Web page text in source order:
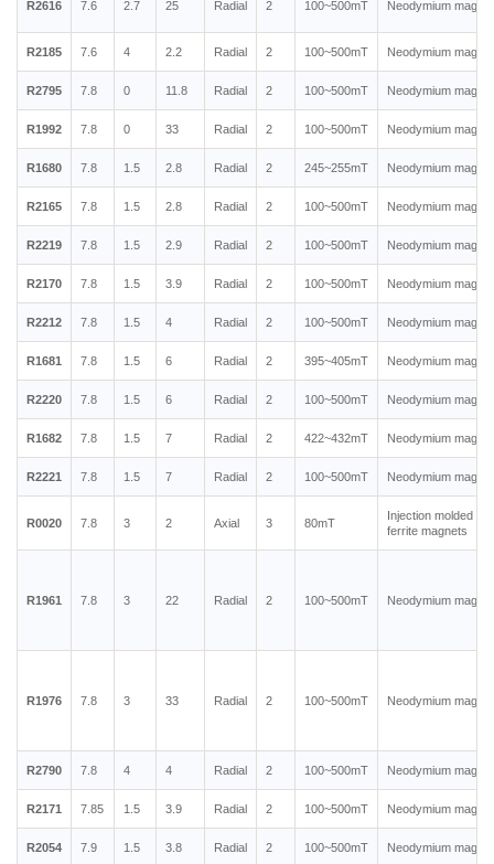
R2616 7.6 2.7 25 Radial 2 100~500mT Neodymium
R2185 7.6 4 2.2 Radial 2 100~500mT Neodymium
R2795 7.8 0 11.8 Radial 2 100~500mT Neodymium
R1992 7.8 0 33 Radial 2 100~500mT Neodymium
R1680 7.8 1.5 2.8 Radial 2 245~255mT Neodymium
R2165 7.8 1.5 2.8 Radial 2 100~500mT Neodymium
R2219 7.8 1.5 2.9 Radial 2 100~500mT Neodymium
R2170 7.8 1.5 3.9 Radial 2 100~500mT Neodymium
R2212 7.8 1.5 4 Radial 2 100~500mT Neodymium
R1681 7.8 1.5 6 Radial 2 395~405mT Neodymium
R2220 7.8 1.5 6 Radial 2 100~500mT Neodymium
R1682 7.8 1.5 7 Radial 2 422~432mT Neodymium
R2221 7.8 1.5 7 Radial 2 100~500mT Neodymium
R0020 7.8 3 2 Axial 3 80mT
Injection molded
ferrite magnets
R1961 7.8 3 22 Radial 2 100~500mT Neodymium
R1976 7.8 3 33 Radial 2 100~500mT Neodymium
R2790 7.8 4 4 Radial 2 100~500mT Neodymium
R2171 7.85 1.5 3.9 Radial 2 100~500mT Neodymium
R2054 7.9 1.5 3.8 Radial 2 100~500mT Neodymium